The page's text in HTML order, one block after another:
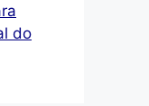
do